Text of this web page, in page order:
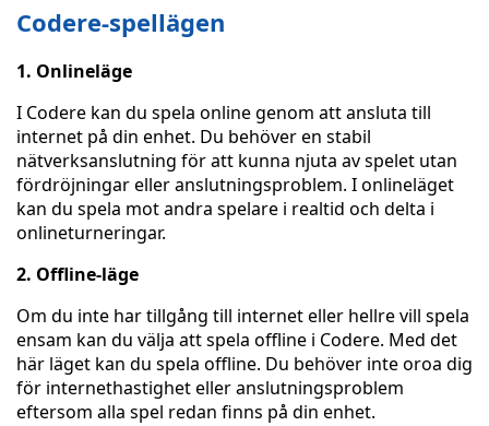
Codere-spellägen
1. Onlineläge
I Codere kan du spela online genom att ansluta till
internet på din enhet. Du behöver en stabil
nätverksanslutning för att kunna njuta av spelet utan
fördröjningar eller anslutningsproblem. I onlineläget
kan du spela mot andra spelare i realtid och delta i
onlineturneringar.
2. Offline-läge
Om du inte har tillgång till internet eller hellre vill spela
ensam kan du välja att spela offline i Codere. Med det
här läget kan du spela offline. Du behöver inte oroa dig
för internethastighet eller anslutningsproblem
eftersom alla spel redan finns på din enhet.